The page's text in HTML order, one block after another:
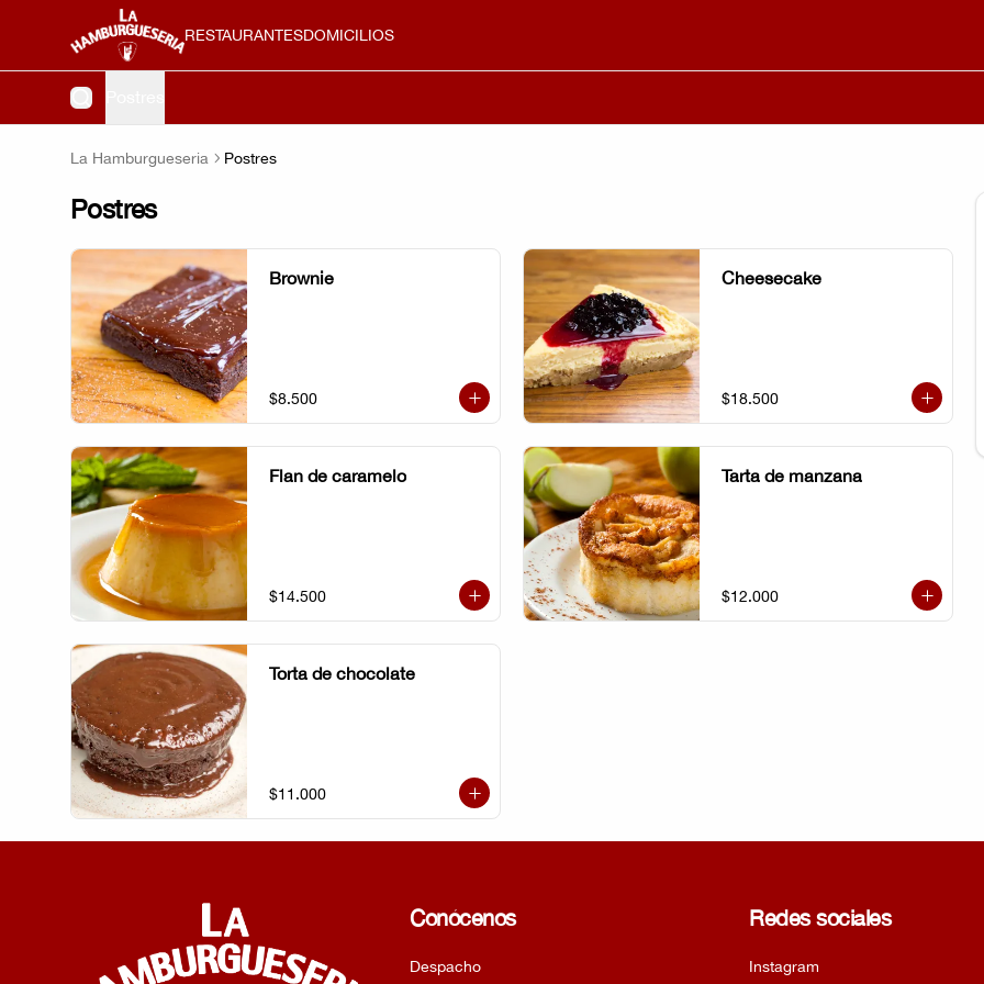
RESTAURANTESDOMICILIOS
La Hamburgueseria Postres
Postres
Brownie
$8.500
Cheesecake
$18.500
Flan de caramelo
$14.500
Tarta de manzana
$12.000
Torta de chocolate
$11.000
Conócenos
Despacho
Redes sociales
Instagram